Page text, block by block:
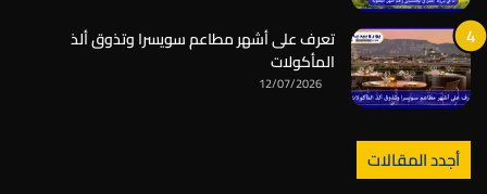
تعرف على أشهر مطاعم سويسرا وتذوق ألذ
المأكولات
12/07/2026
أجدد المقالات